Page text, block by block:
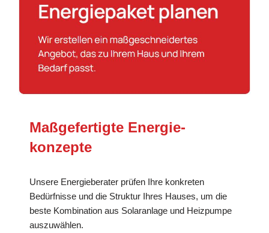
Maßgefertigte Energie­
konzepte
Unsere Energieberater prüfen Ihre konkreten
Bedürfnisse und die Struktur Ihres Hauses, um die
beste Kombination aus Solaranlage und Heizpumpe
auszuwählen.